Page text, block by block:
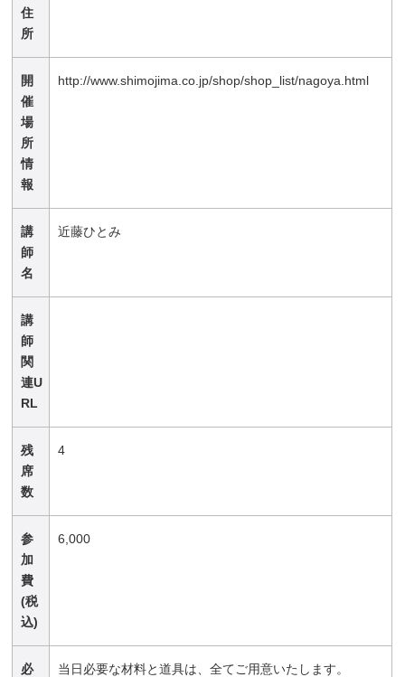
住
所
開
催
場
所
情
報
http://www.shimojima.co.jp/shop/shop_list/nagoya.html
講
師
名
近藤ひとみ
講
師
関
連U
RL
残
席
数
4
参
加
費
(税
込)
6,000
必 当日必要な材料と道具は、全てご用意いたします。